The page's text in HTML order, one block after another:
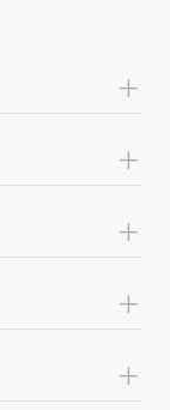
+
+
+
+
+